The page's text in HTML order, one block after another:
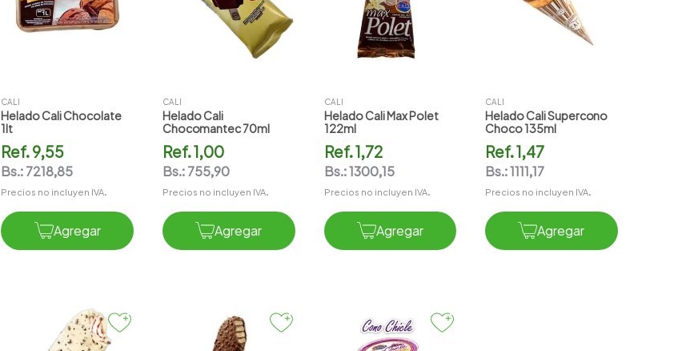
CALI
Helado Cali Chocolate
1lt
Ref.9,55
Bs.:7218,85
Precios no incluyen IVA.
Agregar
CALI
Helado Cali
Chocomantec 70ml
Ref.1,00
Bs.:755,90
Precios no incluyen IVA.
Agregar
CALI
Helado Cali Max Polet
122ml
Ref.1,72
Bs.:1300,15
Precios no incluyen IVA.
Agregar
CALI
Helado Cali Supercono
Choco 135ml
Ref.1,47
Bs.:1111,17
Precios no incluyen IVA.
Agregar